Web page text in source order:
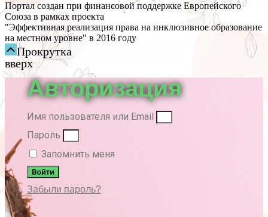
Портал создан при финансовой поддержке Европейского
Союза в рамках проекта
"Эффективная реализация права на инклюзивное образование
на местном уровне" в 2016 году
Прокрутка
вверх
Авторизация
Имя пользователя или Email
Пароль
Запомнить меня
Войти
Забыли пароль?